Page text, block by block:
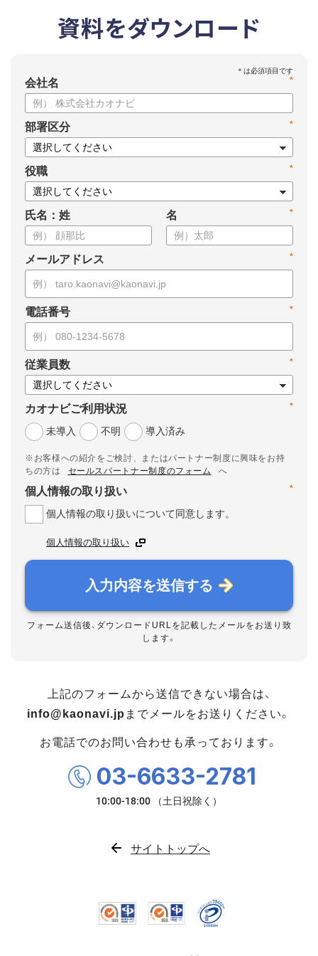
資料をダウンロード
*
会社名
*
部署区分
*
役職
氏名：姓 *
名
*
メールアドレス
*
電話番号
*
従業員数
*
カオナビご利用状況
未導入
不明 導入済み
※お客様への紹介をご検討、またはパートナー制度に興味をお持
ちの方は
セールスパートナー制度のフォーム
へ
*
個人情報の取り扱い
個人情報の取り扱いについて同意します。
個人情報の取り扱い
入力内容を送信する
フォーム送信後、ダウンロードURLを記載したメールをお送り致
します。
上記のフォームから送信できない場合は、
info@kaonavi.jp までメールをお送りください。
お電話でのお問い合わせも承っております。
03-6633-2781
サイトトップへ